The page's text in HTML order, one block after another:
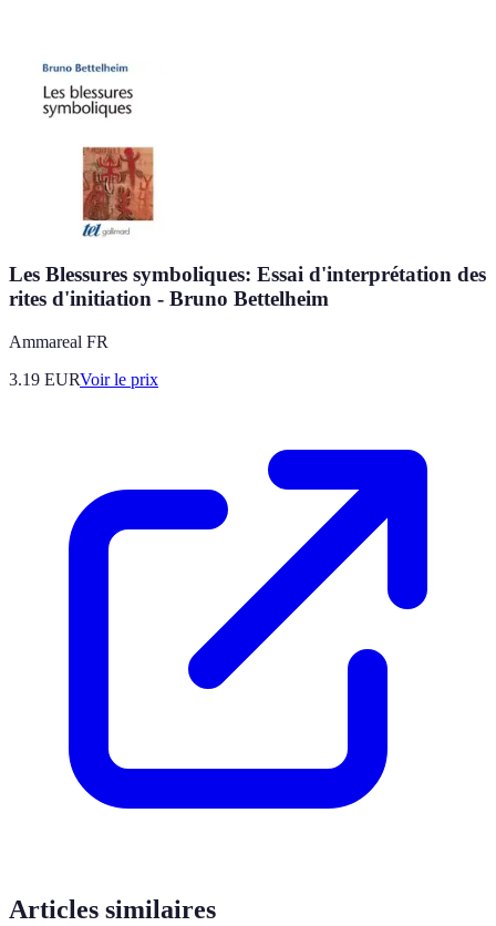
Les Blessures symboliques: Essai d'interprétation des
rites d'initiation - Bruno Bettelheim
Ammareal FR
3.19 EURVoir le prix
Articles similaires